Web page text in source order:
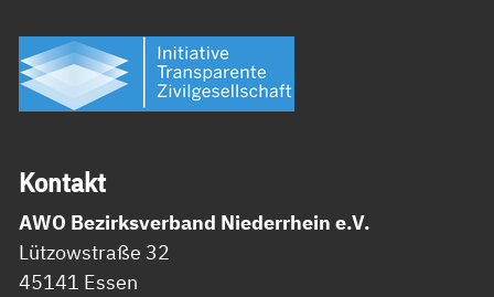
Kon­takt
AWO Bezirksverband Niederrhein e.V.
Lützowstraße 32
45141 Essen